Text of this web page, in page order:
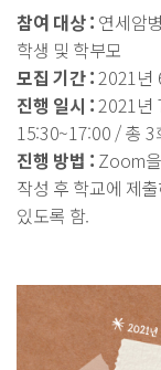
참여 대상​ : 연세암
학생 및 학부모
모집 기간 :2021년
진행 일시 :2021년
15:30~17:00 / 총 3
진행 방법 : Zoom
작성 후 학교에 제
있도록 함.